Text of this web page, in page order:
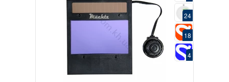
24
18
4